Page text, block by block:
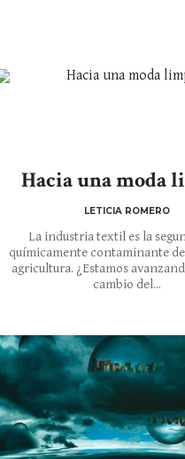
Hacia una moda
LETICIA ROMERO
La industria textil es la
químicamente contaminante
agricultura. ¿Estamos
cambio del...